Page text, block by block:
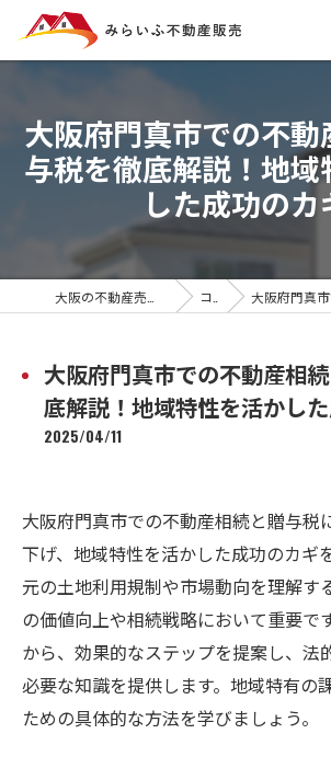
大阪府門真市での不
与税を徹底解説！地
した成功のカ
コラム 大阪府門真市での不動産相続
大阪府門真市での不動産相
底解説！地域特性を活かし
2025/04/11
大阪府門真市での不動産相続と贈与税
下げ、地域特性を活かした成功のカギ
元の土地利用規制や市場動向を理解す
の価値向上や相続戦略において重要で
から、効果的なステップを提案し、法
必要な知識を提供します。地域特有の
ための具体的な方法を学びましょう。